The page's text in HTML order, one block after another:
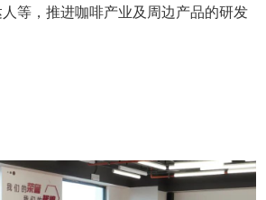
等，推进咖啡产业及周边产品的研发